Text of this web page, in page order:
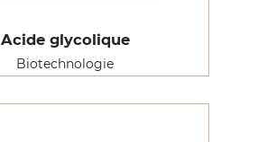
Acide glycolique
Biotechnologie